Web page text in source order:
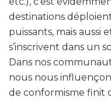
destinations
puissants, mais aussi
s’inscrivent dans un
Dans nos
nous nous
de conformisme finit